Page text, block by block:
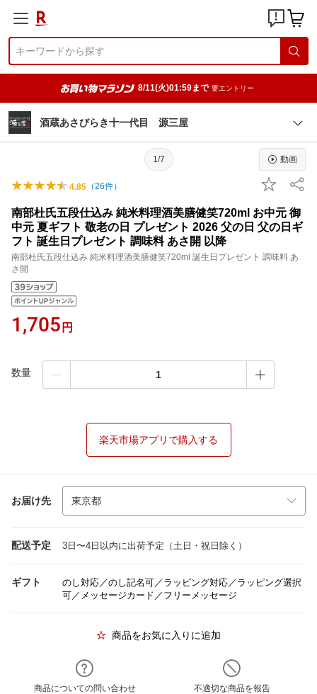
8/11(火)01:59まで 要エントリー
酒蔵あさびらき十一代目 源三屋
1/7 動画
4.85 （26件）
南部杜氏五段仕込み 純米料理酒美膳健笑720ml お中元 御
中元 夏ギフト 敬老の日 プレゼント 2026 父の日 父の日ギ
フト 誕生日プレゼント 調味料 あさ開 以降
南部杜氏五段仕込み 純米料理酒美膳健笑720ml 誕生日プレゼント 調味料 あ
さ開
1,705 円
数量
楽天市場アプリで購入する
お届け先
配送予定 3日〜4日以内に出荷予定（土日・祝日除く）
ギフト
のし対応／のし記名可／ラッピング対応／ラッピング選択
可／メッセージカード／フリーメッセージ
商品をお気に入りに追加
商品についての問い合わせ 不適切な商品を報告